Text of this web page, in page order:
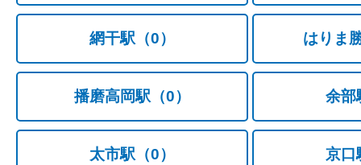
網干駅 （0） はりま
播磨高岡駅 （0） 余部
太市駅 （0） 京口